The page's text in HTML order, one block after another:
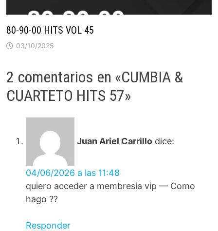
80-90-00 HITS VOL 45
03/10/2025
2 comentarios en «CUMBIA &
CUARTETO HITS 57»
Juan Ariel Carrillo dice:
04/06/2026 a las 11:48
quiero acceder a membresia vip — Como
hago ??
Responder